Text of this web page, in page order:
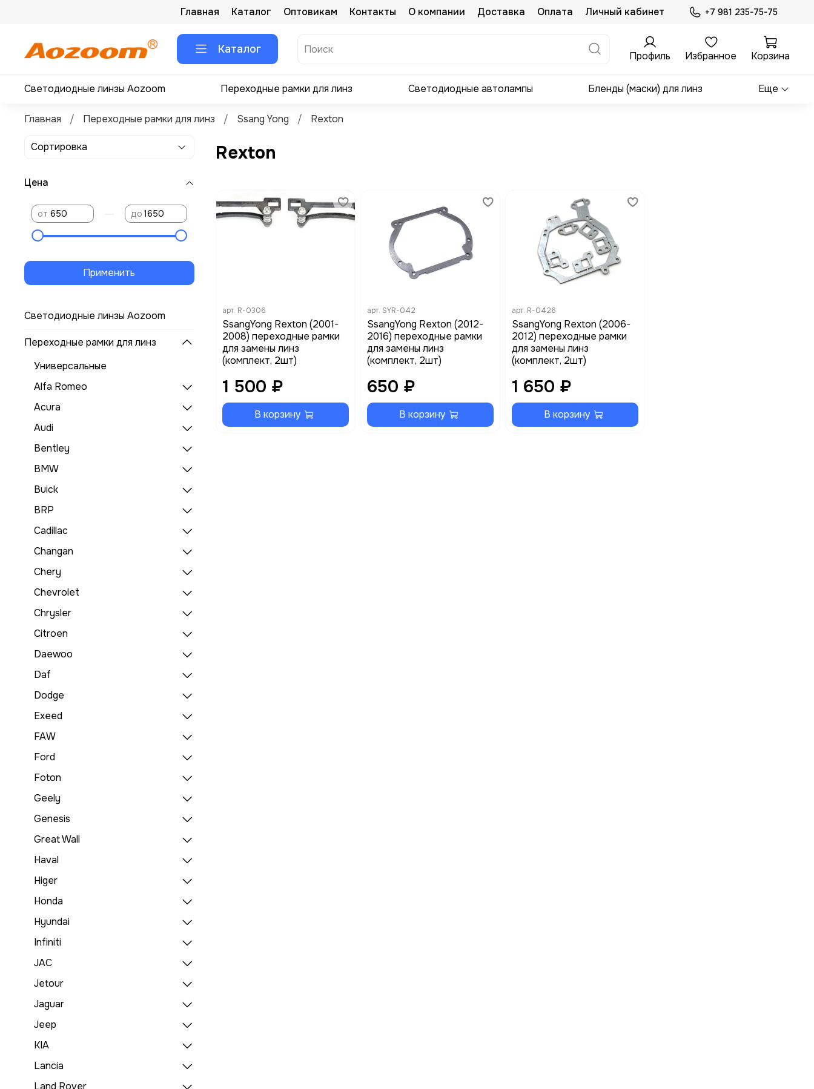
Главная Каталог Оптовикам Контакты О компании Доставка Оплата Личный кабинет +7 981 235-75-75
Каталог Профиль Избранное Корзина
Светодиодные линзы Aozoom Переходные рамки для линз Светодиодные автолампы Бленды (маски) для линз Еще
Главная Переходные рамки для линз Ssang Yong Rexton
Rexton
арт. R-0306
SsangYong Rexton (2001-
2008) переходные рамки
для замены линз
(комплект, 2шт)
1 500 ₽
В корзину
арт. SYR-042
SsangYong Rexton (2012-
2016) переходные рамки
для замены линз
(комплект, 2шт)
650 ₽
В корзину
арт. R-0426
SsangYong Rexton (2006-
2012) переходные рамки
для замены линз
(комплект, 2шт)
1 650 ₽
В корзину
Цена
от до
Применить
Светодиодные линзы Aozoom
Переходные рамки для линз
Универсальные
Alfa Romeo
Acura
Audi
Bentley
BMW
Buick
BRP
Cadillac
Changan
Chery
Chevrolet
Chrysler
Citroen
Daewoo
Daf
Dodge
Exeed
FAW
Ford
Foton
Geely
Genesis
Great Wall
Haval
Higer
Honda
Hyundai
Infiniti
JAC
Jetour
Jaguar
Jeep
KIA
Lancia
Land Rover